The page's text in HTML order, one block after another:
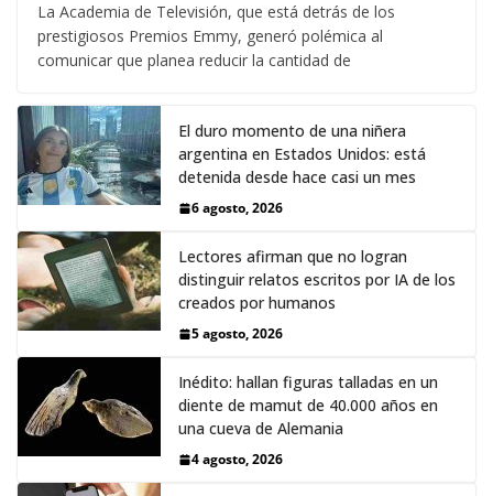
La Academia de Televisión, que está detrás de los
prestigiosos Premios Emmy, generó polémica al
comunicar que planea reducir la cantidad de
El duro momento de una niñera
argentina en Estados Unidos: está
detenida desde hace casi un mes
6 agosto, 2026
Lectores afirman que no logran
distinguir relatos escritos por IA de los
creados por humanos
5 agosto, 2026
Inédito: hallan figuras talladas en un
diente de mamut de 40.000 años en
una cueva de Alemania
4 agosto, 2026